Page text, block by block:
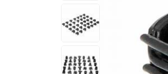
Blush